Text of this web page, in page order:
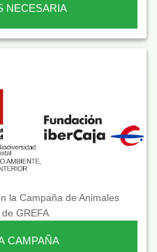
NECESARIA
la Campaña de Animales
GREFA
CAMPAÑA